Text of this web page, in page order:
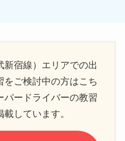
新宿線）エリアでの出
をご検討中の方はこち
パードライバーの教習
しています。